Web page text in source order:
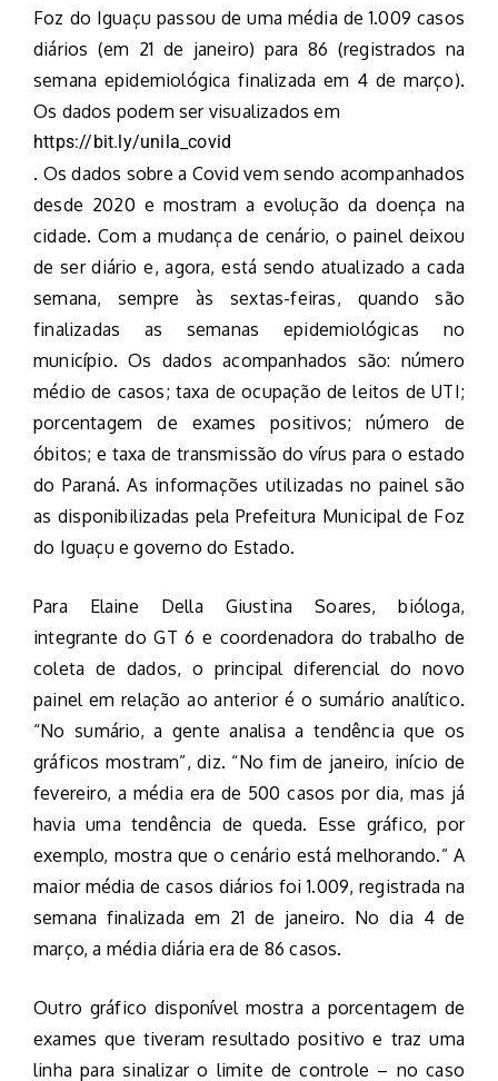
Foz do Iguaçu passou de uma média de 1.009 casos
diários (em 21 de janeiro) para 86 (registrados na
semana epidemiológica finalizada em 4 de março).
Os dados podem ser visualizados em
https://bit.ly/unila_covid
. Os dados sobre a Covid vem sendo acompanhados
desde 2020 e mostram a evolução da doença na
cidade. Com a mudança de cenário, o painel deixou
de ser diário e, agora, está sendo atualizado a cada
semana, sempre às sextas-feiras, quando são
finalizadas as semanas epidemiológicas no
município. Os dados acompanhados são: número
médio de casos; taxa de ocupação de leitos de UTI;
porcentagem de exames positivos; número de
óbitos; e taxa de transmissão do vírus para o estado
do Paraná. As informações utilizadas no painel são
as disponibilizadas pela Prefeitura Municipal de Foz
do Iguaçu e governo do Estado.
Para Elaine Della Giustina Soares, bióloga,
integrante do GT 6 e coordenadora do trabalho de
coleta de dados, o principal diferencial do novo
painel em relação ao anterior é o sumário analítico.
“No sumário, a gente analisa a tendência que os
gráficos mostram”, diz. “No fim de janeiro, início de
fevereiro, a média era de 500 casos por dia, mas já
havia uma tendência de queda. Esse gráfico, por
exemplo, mostra que o cenário está melhorando.” A
maior média de casos diários foi 1.009, registrada na
semana finalizada em 21 de janeiro. No dia 4 de
março, a média diária era de 86 casos.
Outro gráfico disponível mostra a porcentagem de
exames que tiveram resultado positivo e traz uma
linha para sinalizar o limite de controle – no caso